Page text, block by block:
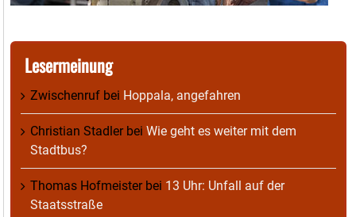
Lesermeinung
Zwischenruf bei Hoppala, angefahren
Christian Stadlerbei Wie geht es weiter mit dem
Stadtbus?
Thomas Hofmeisterbei 13 Uhr: Unfall auf der
Staatsstraße